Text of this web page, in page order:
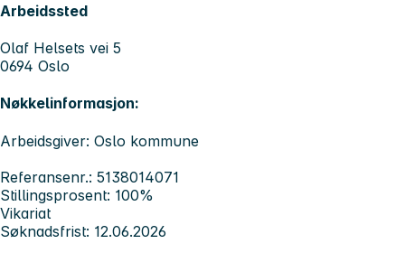
Arbeidssted
Olaf Helsets vei 5
0694 Oslo
Nøkkelinformasjon:
Arbeidsgiver: Oslo kommune
Referansenr.: 5138014071
Stillingsprosent: 100%
Vikariat
Søknadsfrist: 12.06.2026